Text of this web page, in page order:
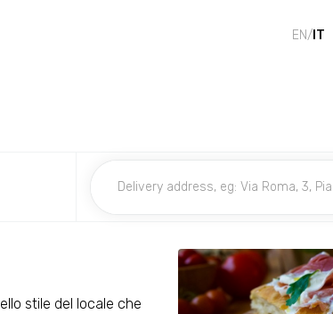
EN/ IT
stile del locale che